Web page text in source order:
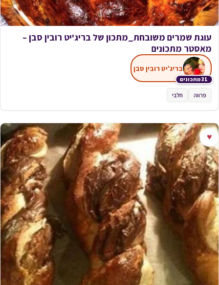
עוגת שמרים משובחת_מתכון של בריג'יט רובין סבן –
מאסטר מתכונים
31 מתכונים
בריג'יט רובין סבן
פרווה חלבי
♥